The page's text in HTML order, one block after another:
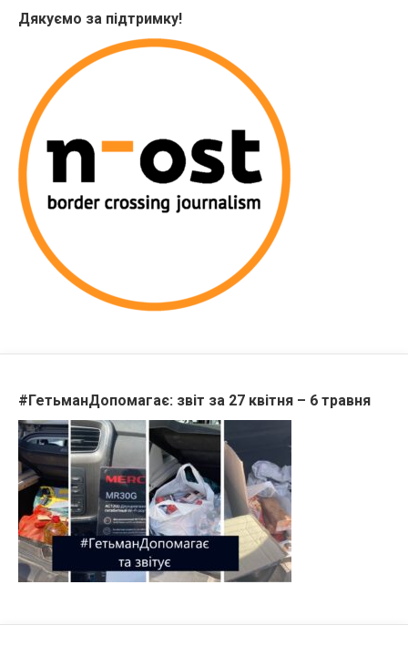
Дякуємо за підтримку!
#ГетьманДопомагає: звіт за 27 квітня – 6 травня